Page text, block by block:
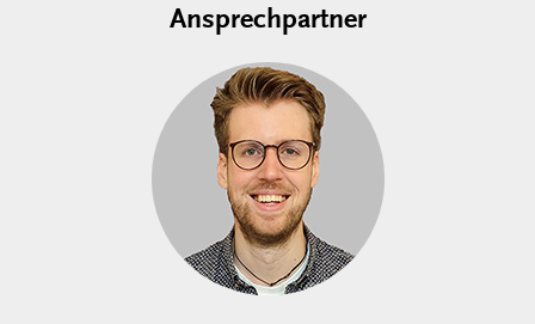
Ansprechpartner